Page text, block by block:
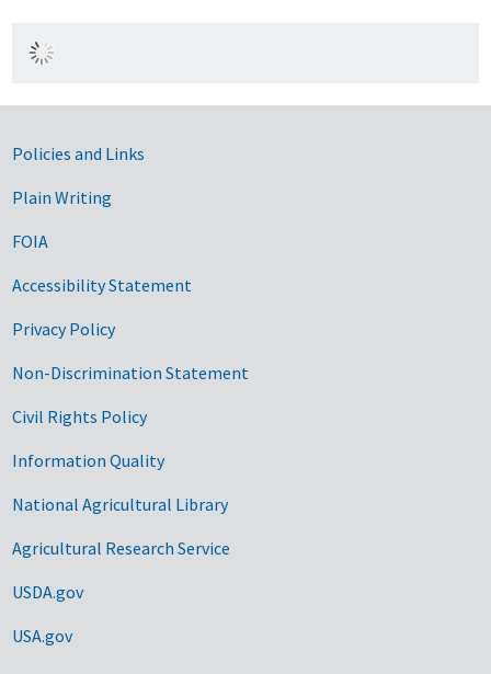
Government Links
Policies and Links
Plain Writing
FOIA
Accessibility Statement
Privacy Policy
Non-Discrimination Statement
Civil Rights Policy
Information Quality
National Agricultural Library
Agricultural Research Service
USDA.gov
USA.gov